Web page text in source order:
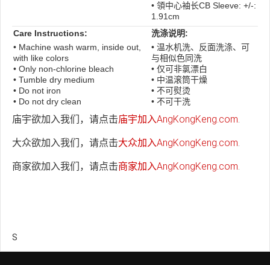
• 領中心袖长CB Sleeve: +/-:
1.91cm
Care Instructions:
• Machine wash warm, inside out,
with like colors
• Only non-chlorine bleach
• Tumble dry medium
• Do not iron
• Do not dry clean
洗涤说明:
• 温水机洗、反面洗涤、可
与相似色同洗
• 仅可非氯漂白
• 中温滚筒干燥
• 不可熨烫
• 不可干洗
庙宇欲加入我们，请点击庙宇加入AngKongKeng.com.
大众欲加入我们，请点击大众加入AngKongKeng.com.
商家欲加入我们，请点击商家加入AngKongKeng.com.
S